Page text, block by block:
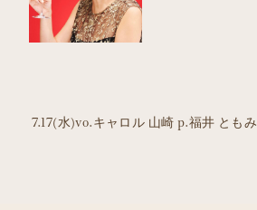
7.17(水)vo.キャロル 山崎 p.福井 ともみ